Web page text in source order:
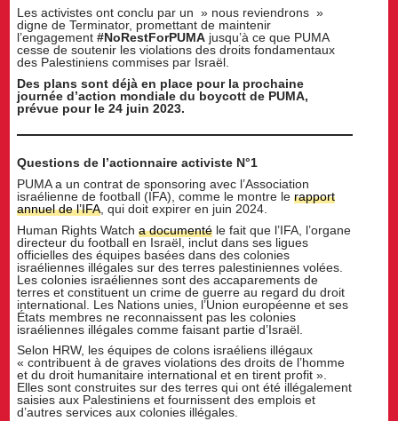
Les activistes ont conclu par un » nous reviendrons »
digne de Terminator, promettant de maintenir
l’engagement#NoRestForPUMA jusqu’à ce que PUMA
cesse de soutenir les violations des droits fondamentaux
des Palestiniens commises par Israël.
Des plans sont déjà en place pour la prochaine
journée d’action mondiale du boycott de PUMA,
prévue pour le 24 juin 2023.
Questions de l’actionnaire activiste N°1
PUMA a un contrat de sponsoring avec l’Association
israélienne de football (IFA), comme le montre lerapport
annuel de l’IFA , qui doit expirer en juin 2024.
Human Rights Watcha documenté le fait que l’IFA, l’organe
directeur du football en Israël, inclut dans ses ligues
officielles des équipes basées dans des colonies
israéliennes illégales sur des terres palestiniennes volées.
Les colonies israéliennes sont des accaparements de
terres et constituent un crime de guerre au regard du droit
international. Les Nations unies, l’Union européenne et ses
États membres ne reconnaissent pas les colonies
israéliennes illégales comme faisant partie d’Israël.
Selon HRW, les équipes de colons israéliens illégaux
« contribuent à de graves violations des droits de l’homme
et du droit humanitaire international et en tirent profit ».
Elles sont construites sur des terres qui ont été illégalement
saisies aux Palestiniens et fournissent des emplois et
d’autres services aux colonies illégales.